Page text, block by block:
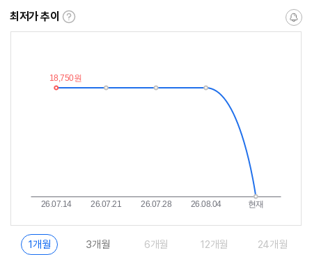
최저가 추이
최
이
란?
알
1개월 3개월 6개월 12개월 24개월